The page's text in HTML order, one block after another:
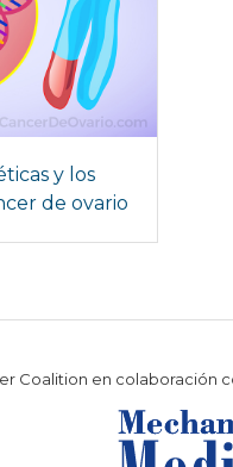
y los
de ovario
Coalition en colaboración